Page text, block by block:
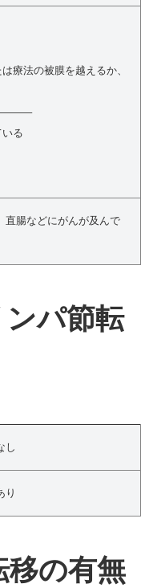
療法の被膜を越えるか、
る
直腸などにがんが及んで
パ節転
し
り
移の有無